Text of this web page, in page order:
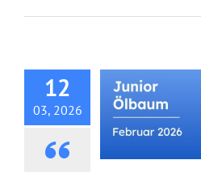
12
03, 2026
Junior